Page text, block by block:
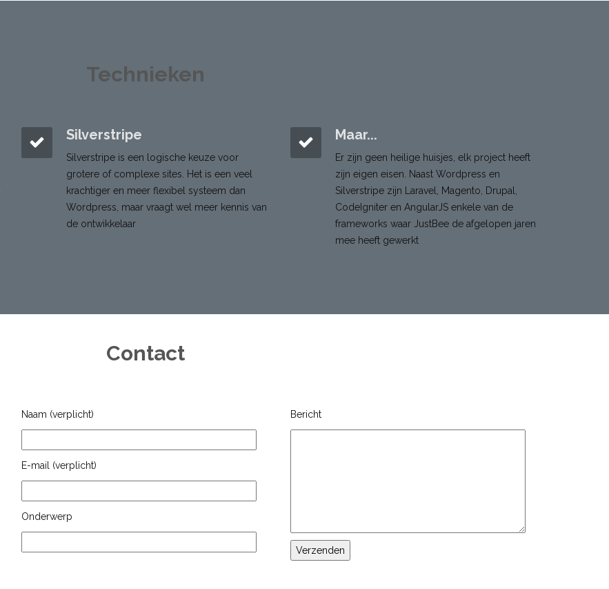
Technieken
Silverstripe
Silverstripe is een logische keuze voor
grotere of complexe sites. Het is een veel
krachtiger en meer flexibel systeem dan
Wordpress, maar vraagt wel meer kennis van
de ontwikkelaar
Maar...
Er zijn geen heilige huisjes, elk project heeft
zijn eigen eisen. Naast Wordpress en
Silverstripe zijn Laravel, Magento, Drupal,
CodeIgniter en AngularJS enkele van de
frameworks waar JustBee de afgelopen jaren
mee heeft gewerkt
Contact
Naam (verplicht)
E-mail (verplicht)
Onderwerp
Bericht